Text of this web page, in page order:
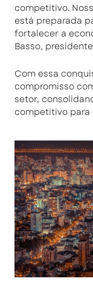
competitivo.
está preparada
fortalecer a
Basso,
Com essa
compromisso
setor,
competitivo para